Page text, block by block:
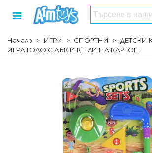
Начало > ИГРИ > СПОРТНИ > ДЕТСКИ
ИГРА ГОЛФ С ЛЪК И КЕГЛИ НА КАРТОН